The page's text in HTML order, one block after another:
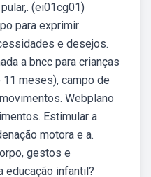
(ei01cg01)
para exprimir
e desejos.
a bncc para crianças
meses), campo de
Webplano
Estimular a
motora e a.
gestos e
educação infantil?